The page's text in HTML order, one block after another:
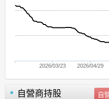
2026/03/23 2026/04/29
自營商持股